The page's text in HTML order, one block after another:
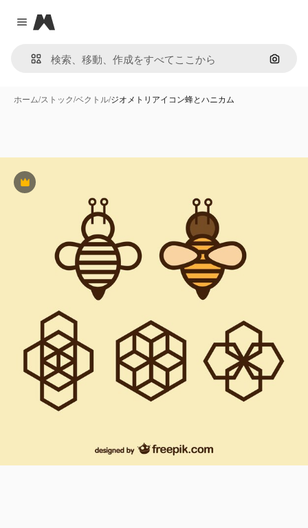
Close menu
Magnific
画像で
ホーム/ストック/ベクトル/ジオメトリアイコン蜂とハニカム
Premium